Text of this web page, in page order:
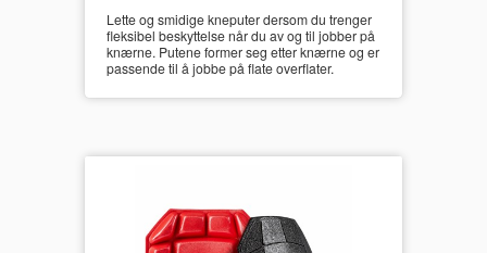
Lette og smidige kneputer dersom du trenger
fleksibel beskyttelse når du av og til jobber på
knærne. Putene former seg etter knærne og er
passende til å jobbe på flate overflater.